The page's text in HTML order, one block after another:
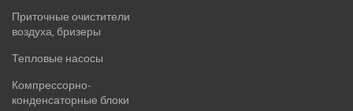
Приточные очистители
воздуха, бризеры
Тепловые насосы
Компрессорно-
конденсаторные блоки